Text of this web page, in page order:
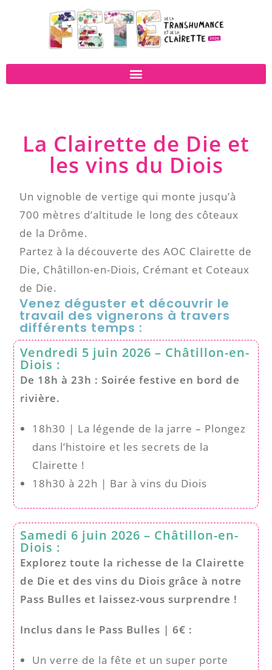
La Clairette de Die et
les vins du Diois
Un vignoble de vertige qui monte jusqu’à
700 mètres d’altitude le long des côteaux
de la Drôme.
Partez à la découverte des AOC Clairette de
Die, Châtillon-en-Diois, Crémant et Coteaux
de Die.
Venez déguster et découvrir le
travail des vignerons à travers
différents temps :
Vendredi 5 juin 2026 – Châtillon-en-
Diois :
De 18h à 23h : Soirée festive en bord de
rivière.
18h30 | La légende de la jarre – Plongez
dans l’histoire et les secrets de la
Clairette !
18h30 à 22h | Bar à vins du Diois
Samedi 6 juin 2026 – Châtillon-en-
Diois :
Explorez toute la richesse de la Clairette
de Die et des vins du Diois grâce à notre
Pass Bulles et laissez-vous surprendre !
Inclus dans le Pass Bulles | 6€ :
Un verre de la fête et un super porte